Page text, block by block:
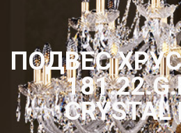
ПОДВЕС
CRYSTAL